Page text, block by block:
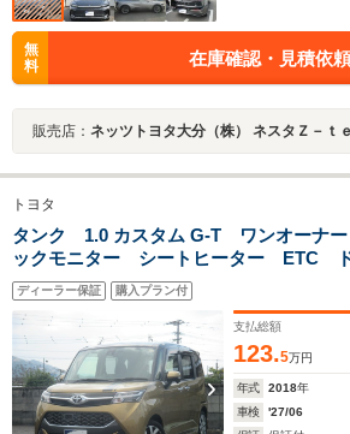
無
料
在庫確認・見積依頼
販売店： ネッツトヨタ大分（株） ネスタＺ－ｔ
トヨタ
タンク 1.0 カスタム G-T ワンオーナ
ックモニター シートヒーター ETC
ダー レーダー 純正アルミ 両側電動
ア サポカー
ディーラー保証 購入プラン付
支払総額
123.5万円
年式 2018年
車検
'27/06